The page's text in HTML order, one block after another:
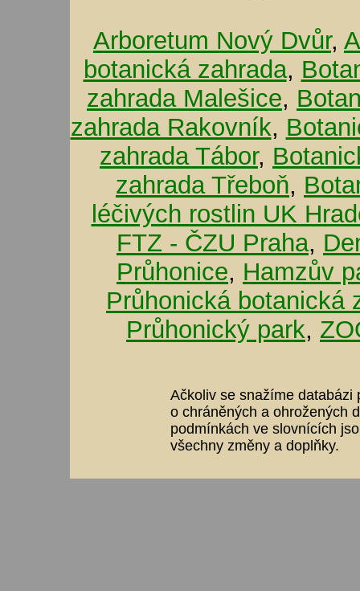
Arboretum Nový Dvůr,
botanická zahrada,
zahrada Malešice,
zahrada Rakovník,
zahrada Tábor,
zahrada Třeboň,
léčivých rostlin UK
FTZ - ČZU Praha,
Průhonice, Hamzův
Průhonická botanická
Průhonický park,
Ačkoliv se snažíme databázi
o chráněných a ohrožených
podmínkách ve slovnících
všechny změny a doplňky.